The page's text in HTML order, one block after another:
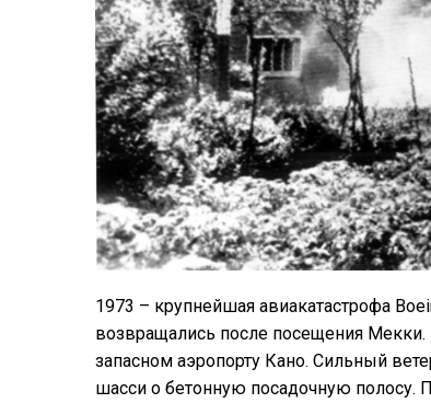
1973 – крупнейшая авиакатастрофа
возвращались после посещения Мекки.
запасном аэропорту Кано. Сильный
шасси о бетонную посадочную полосу.